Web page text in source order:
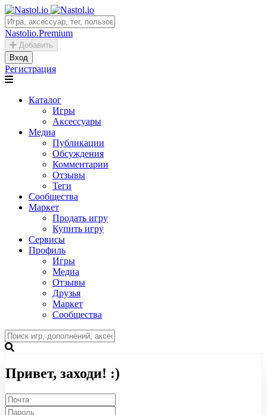
Nastolio.Premium
Добавить
Вход
Регистрация
Каталог
Игры
Аксессуары
Медиа
Публикации
Обсуждения
Комментарии
Отзывы
Теги
Сообщества
Маркет
Продать игру
Купить игру
Сервисы
Профиль
Игры
Медиа
Отзывы
Друзья
Маркет
Сообщества
Привет, заходи! :)